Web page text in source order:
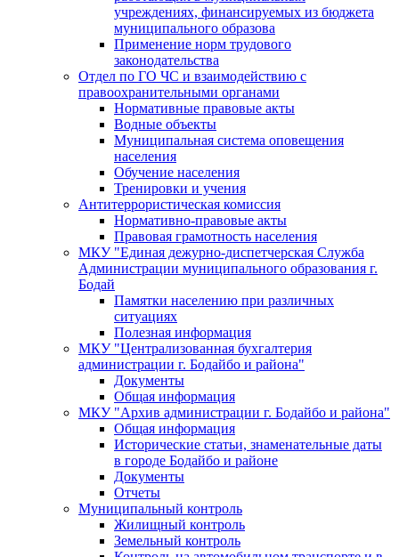
учреждениях, финансируемых из бюджета
муниципального образова
Применение норм трудового
законодательства
Отдел по ГО ЧС и взаимодействию с
правоохранительными органами
Нормативные правовые акты
Водные объекты
Муниципальная система оповещения
населения
Обучение населения
Тренировки и учения
Антитеррористическая комиссия
Нормативно-правовые акты
Правовая грамотность населения
МКУ "Единая дежурно-диспетчерская Служба
Администрации муниципального образования г.
Бодай
Памятки населению при различных
ситуациях
Полезная информация
МКУ "Централизованная бухгалтерия
администрации г. Бодайбо и района"
Документы
Общая информация
МКУ "Архив администрации г. Бодайбо и района"
Общая информация
Исторические статьи, знаменательные даты
в городе Бодайбо и районе
Документы
Отчеты
Муниципальный контроль
Жилищный контроль
Земельный контроль